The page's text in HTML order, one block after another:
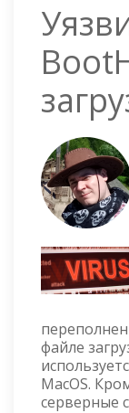
файле
MacOS.
серверные